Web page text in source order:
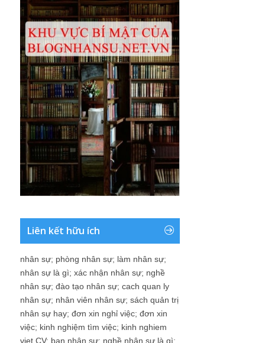
Liên kết hữu ích
nhân sự; phòng nhân sự; làm nhân sự;
nhân sự là gì; xác nhận nhân sự; nghề
nhân sự; đào tạo nhân sự; cach quan ly
nhân sự; nhân viên nhân sự; sách quản trị
nhân sự hay; đơn xin nghỉ việc; đơn xin
việc; kinh nghiệm tìm việc; kinh nghiem
viet CV; ban nhân sự; nghề nhân sự là gì;